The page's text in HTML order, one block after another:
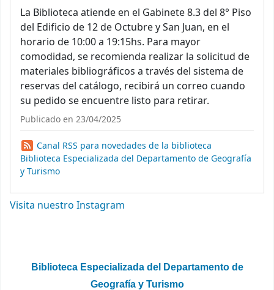
La Biblioteca atiende en el Gabinete 8.3 del 8° Piso
del Edificio de 12 de Octubre y San Juan, en el
horario de 10:00 a 19:15hs. Para mayor
comodidad, se recomienda realizar la solicitud de
materiales bibliográficos a través del sistema de
reservas del catálogo, recibirá un correo cuando
su pedido se encuentre listo para retirar.
Publicado en 23/04/2025
Canal RSS para novedades de la biblioteca
Biblioteca Especializada del Departamento de Geografía
y Turismo
Visita nuestro Instagram
Biblioteca Especializada del Departamento de
Geografía y Turismo